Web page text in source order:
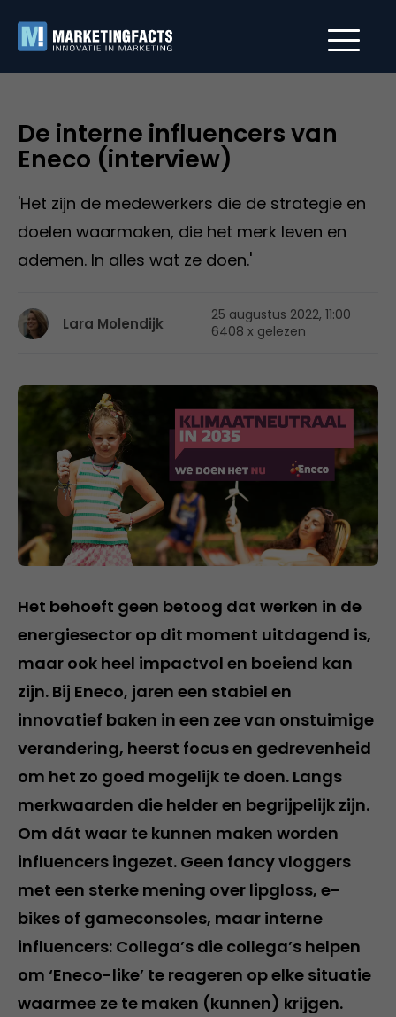
De interne influencers van
Eneco (interview)
'Het zijn de medewerkers die de strategie en
doelen waarmaken, die het merk leven en
ademen. In alles wat ze doen.'
Lara Molendijk
25 augustus 2022, 11:00
6408 x gelezen
Het behoeft geen betoog dat werken in de
energiesector op dit moment uitdagend is,
maar ook heel impactvol en boeiend kan
zijn. Bij Eneco, jaren een stabiel en
innovatief baken in een zee van onstuimige
verandering, heerst focus en gedrevenheid
om het zo goed mogelijk te doen. Langs
merkwaarden die helder en begrijpelijk zijn.
Om dát waar te kunnen maken worden
influencers ingezet. Geen fancy vloggers
met een sterke mening over lipgloss, e-
bikes of gameconsoles, maar interne
influencers: Collega’s die collega’s helpen
om ‘Eneco-like’ te reageren op elke situatie
waarmee ze te maken (kunnen) krijgen.